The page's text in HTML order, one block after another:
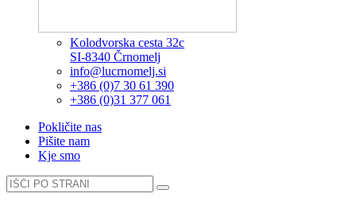
Kolodvorska cesta 32c
SI-8340 Črnomelj
info@lucrnomelj.si
+386 (0)7 30 61 390
+386 (0)31 377 061
Pokličite nas
Pišite nam
Kje smo